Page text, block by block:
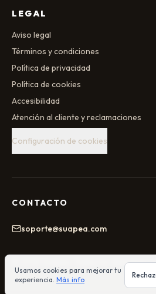
LEGAL
Aviso legal
Términos y condiciones
Política de privacidad
Política de cookies
Accesibilidad
Atención al cliente y reclamaciones
Configuración de cookies
CONTACTO
soporte@suapea.com
. Todos los derechos
Usamos cookies para mejorar tu
experiencia. Más info